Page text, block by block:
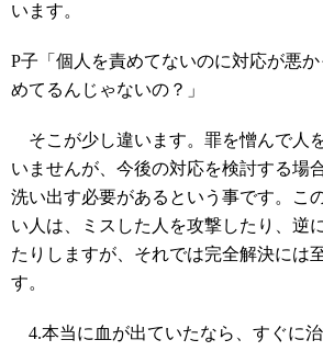
います。
P子「個人を責めてないのに対応が悪
めてるんじゃないの？」
そこが少し違います。罪を憎んで人
いませんが、今後の対応を検討する場
洗い出す必要があるという事です。こ
い人は、ミスした人を攻撃したり、逆
たりしますが、それでは完全解決には
す。
4.本当に血が出ていたなら、すぐに